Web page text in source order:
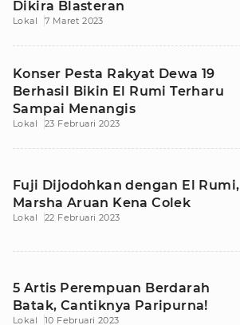
Dikira Blasteran
Lokal 7 Maret 2023
Konser Pesta Rakyat Dewa 19
Berhasil Bikin El Rumi Terharu
Sampai Menangis
Lokal 23 Februari 2023
Fuji Dijodohkan dengan El Rumi,
Marsha Aruan Kena Colek
Lokal 22 Februari 2023
5 Artis Perempuan Berdarah
Batak, Cantiknya Paripurna!
Lokal 10 Februari 2023